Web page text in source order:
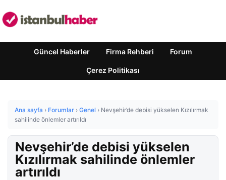
Güncel Haberler Firma Rehberi Forum
Çerez Politikası
Ana sayfa › Forumlar › Genel › Nevşehir’de debisi yükselen Kızılırmak
sahilinde önlemler artırıldı
Nevşehir’de debisi yükselen
Kızılırmak sahilinde önlemler
artırıldı